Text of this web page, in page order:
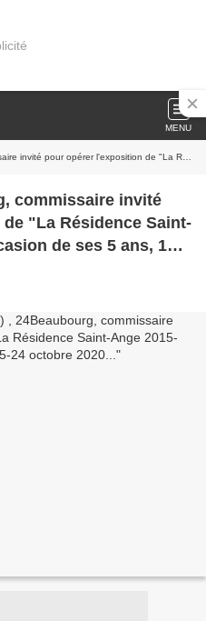
MENU
Résidence Saint-Ange 2015-2020", à l'occasion de ses 5 ans, 15-24 octobre 2020...
commissaire invité
"La Résidence Saint-
de ses 5 ans, 15-